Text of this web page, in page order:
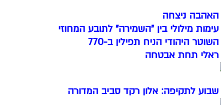
האהבה ניצחה
עימות מילולי בין "השמירה" לתובע המחוזי
השוטר היהודי הניח תפילין ב-770
ראלי תחת אבטחה
שבוע לתקיפה: אלון רקד סביב המדורה